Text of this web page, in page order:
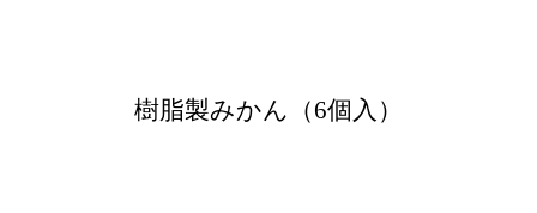
樹脂製みかん（6個入）